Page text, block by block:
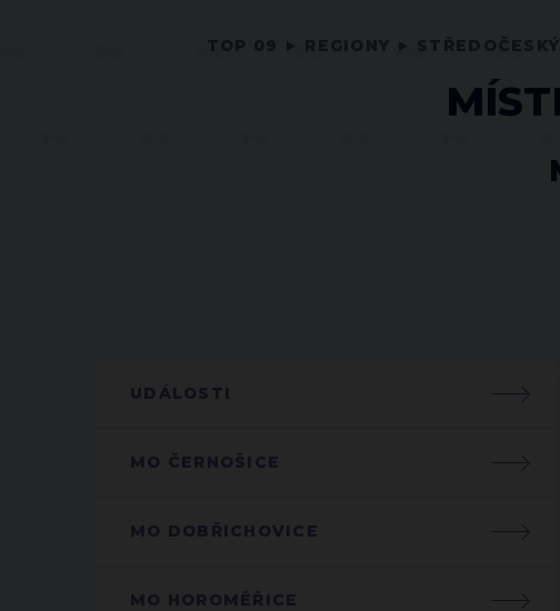
UDÁLOSTI
MO ČERNOŠICE
MO DOBŘICHOVICE
MO HOROMĚŘICE